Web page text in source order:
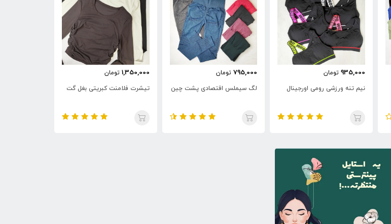
935,000 تومان
نیم تنه ورزشی رومی اورجینال
795,000 تومان
لگ سیملس اقتصادی پشت چین
1,350,000 تومان
تیشرت فلامنت کبریتی بغل گت